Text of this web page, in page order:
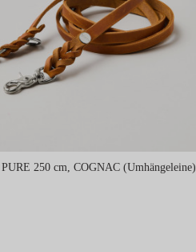
250 cm, COGNAC (Umhängeleine)